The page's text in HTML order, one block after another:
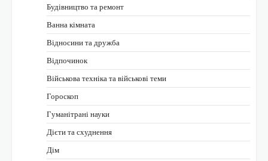
Будівництво та ремонт
Ванна кімната
Відносини та дружба
Відпочинок
Військова техніка та військові теми
Гороскоп
Гуманітрані науки
Дієти та схуднення
Дім